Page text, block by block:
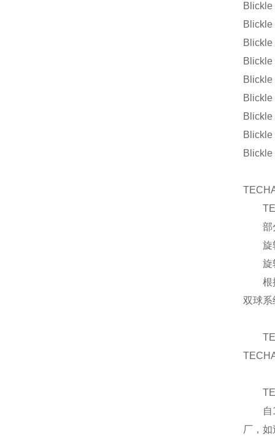
部分
旋
旋转
根
双球系
自
厂，